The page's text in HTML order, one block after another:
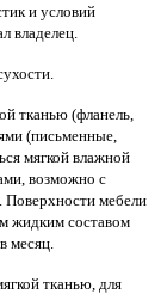
и условий
владелец.
тканью (фланель,
(письменные,
мягкой влажной
возможно с
мебели
жидким составом
месяц.
тканью, для